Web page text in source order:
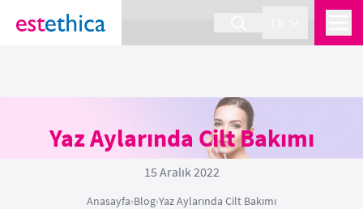
section Service {
Yaz Aylarında Cilt Bakımı
15 Aralık 2022
Anasayfa›Blog›Yaz Aylarında Cilt Bakımı